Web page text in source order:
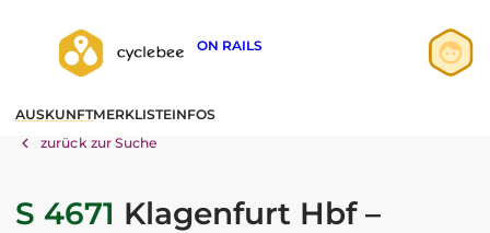
ON RAILS
AUSKUNFTMERKLISTEINFOS
zurück zur Suche
S 4671 Klagenfurt Hbf –